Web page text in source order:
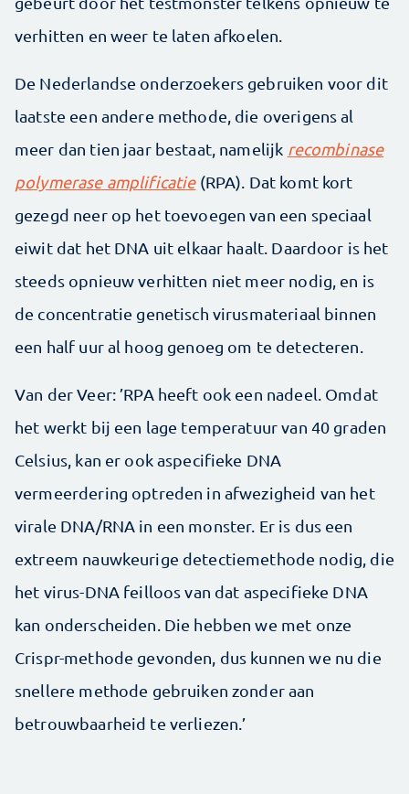
verhitten en weer te laten afkoelen.
De Nederlandse onderzoekers gebruiken voor dit
laatste een andere methode, die overigens al
meer dan tien jaar bestaat, namelijk recombinase
polymerase amplificatie(RPA). Dat komt kort
gezegd neer op het toevoegen van een speciaal
eiwit dat het DNA uit elkaar haalt. Daardoor is het
steeds opnieuw verhitten niet meer nodig, en is
de concentratie genetisch virusmateriaal binnen
een half uur al hoog genoeg om te detecteren.
Van der Veer: ’RPA heeft ook een nadeel. Omdat
het werkt bij een lage temperatuur van 40 graden
Celsius, kan er ook aspecifieke DNA
vermeerdering optreden in afwezigheid van het
virale DNA/RNA in een monster. Er is dus een
extreem nauwkeurige detectiemethode nodig, die
het virus-DNA feilloos van dat aspecifieke DNA
kan onderscheiden. Die hebben we met onze
Crispr-methode gevonden, dus kunnen we nu die
snellere methode gebruiken zonder aan
betrouwbaarheid te verliezen.’